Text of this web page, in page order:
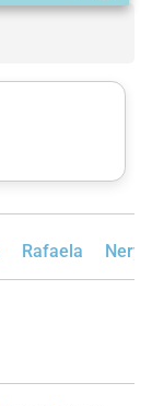
Rafaela Nery